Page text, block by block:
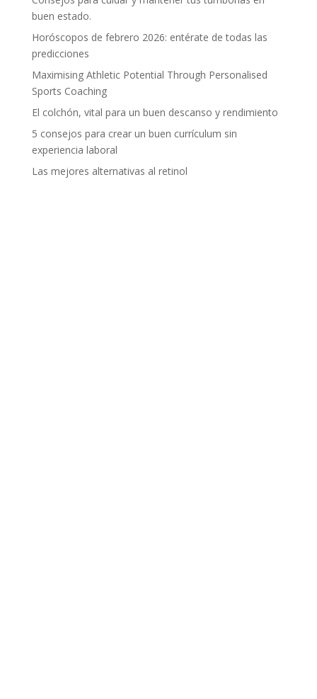
buen estado.
Horóscopos de febrero 2026: entérate de todas las
predicciones
Maximising Athletic Potential Through Personalised
Sports Coaching
El colchón, vital para un buen descanso y rendimiento
5 consejos para crear un buen currículum sin
experiencia laboral
Las mejores alternativas al retinol